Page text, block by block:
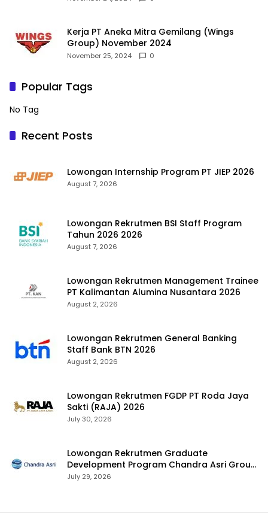
Kerja PT Aneka Mitra Gemilang (Wings
Group) November 2024
November 25, 2024 0
Popular Tags
No Tag
Recent Posts
Lowongan Internship Program PT JIEP 2026
August 7, 2026
Lowongan Rekrutmen BSI Staff Program
Tahun 2026 2026
August 7, 2026
Lowongan Rekrutmen Management Trainee
PT Kalimantan Alumina Nusantara 2026
August 2, 2026
Lowongan Rekrutmen General Banking
Staff Bank BTN 2026
August 2, 2026
Lowongan Rekrutmen FGDP PT Roda Jaya
Sakti (RAJA) 2026
July 30, 2026
Lowongan Rekrutmen Graduate
Development Program Chandra Asri Group
2026
July 29, 2026